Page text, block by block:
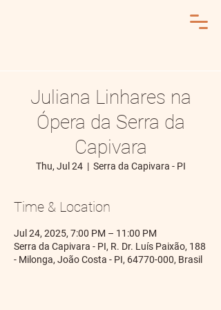
Juliana Linhares na
Ópera da Serra da
Capivara
Thu, Jul 24
  |
Serra da Capivara - PI
Time & Location
Jul 24, 2025, 7:00 PM – 11:00 PM
Serra da Capivara - PI, R. Dr. Luís Paixão, 188
- Milonga, João Costa - PI, 64770-000, Brasil